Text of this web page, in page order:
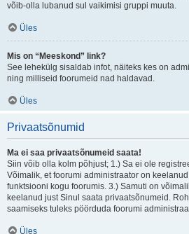
võib-olla lubanud sul vaikimisi gruppi muuta.
Üles
Mis on “Meeskond” link?
See lehekülg sisaldab infot, näiteks kes on
ning milliseid foorumeid nad haldavad.
Üles
Privaatsõnumid
Ma ei saa privaatsõnumeid saata!
Siin võib olla kolm põhjust; 1.) Sa ei ole
Võimalik, et foorumi administraator on
funktsiooni kogu foorumis. 3.) Samuti on
keelanud just Sinul saata privaatsõnumeid.
saamiseks tuleks pöörduda foorumi
Üles